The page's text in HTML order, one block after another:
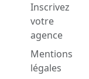
Inscrivez
votre
agence
Mentions
légales